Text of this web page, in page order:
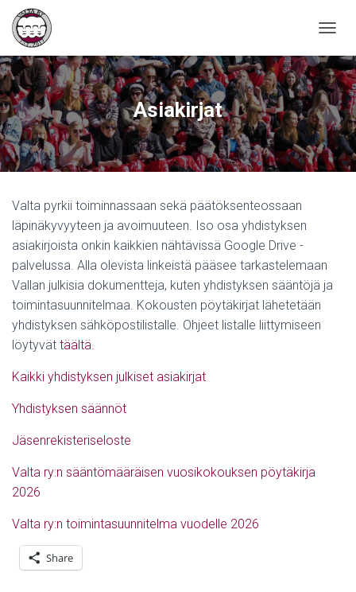
Asiakirjat
Valta pyrkii toiminnassaan sekä päätöksenteossaan
läpinäkyvyyteen ja avoimuuteen. Iso osa yhdistyksen
asiakirjoista onkin kaikkien nähtävissä Google Drive -
palvelussa. Alla olevista linkeistä pääsee tarkastelemaan
Vallan julkisia dokumentteja, kuten yhdistyksen sääntöjä ja
toimintasuunnitelmaa. Kokousten pöytäkirjat lähetetään
yhdistyksen sähköpostilistalle. Ohjeet listalle liittymiseen
löytyvät täältä.
Kaikki yhdistyksen julkiset asiakirjat
Yhdistyksen säännöt
Jäsenrekisteriseloste
Valta ry:n sääntömääräisen vuosikokouksen pöytäkirja
2026
Valta ry:n toimintasuunnitelma vuodelle 2026
Share